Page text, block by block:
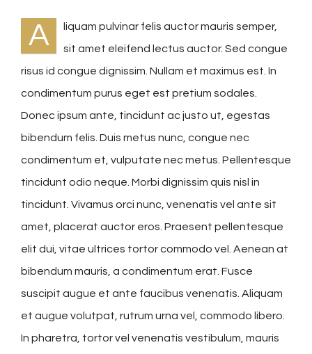
A
liquam pulvinar felis auctor mauris semper,
sit amet eleifend lectus auctor. Sed congue
risus id congue dignissim. Nullam et maximus est. In
condimentum purus eget est pretium sodales.
Donec ipsum ante, tincidunt ac justo ut, egestas
bibendum felis. Duis metus nunc, congue nec
condimentum et, vulputate nec metus. Pellentesque
tincidunt odio neque. Morbi dignissim quis nisl in
tincidunt. Vivamus orci nunc, venenatis vel ante sit
amet, placerat auctor eros. Praesent pellentesque
elit dui, vitae ultrices tortor commodo vel. Aenean at
bibendum mauris, a condimentum erat. Fusce
suscipit augue et ante faucibus venenatis. Aliquam
et augue volutpat, rutrum urna vel, commodo libero.
In pharetra, tortor vel venenatis vestibulum, mauris